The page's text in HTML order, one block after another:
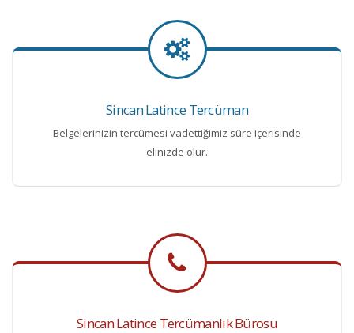
Sincan Latince Tercüman
Belgelerinizin tercümesi vadettiğimiz süre içerisinde
elinizde olur.
Sincan Latince Tercümanlık Bürosu